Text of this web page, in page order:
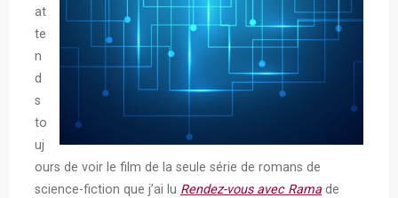
at
te
n
d
s
to
uj
ours de voir le film de la seule série de romans de
science-fiction que j’ai lu Rendez-vous avec Ramade